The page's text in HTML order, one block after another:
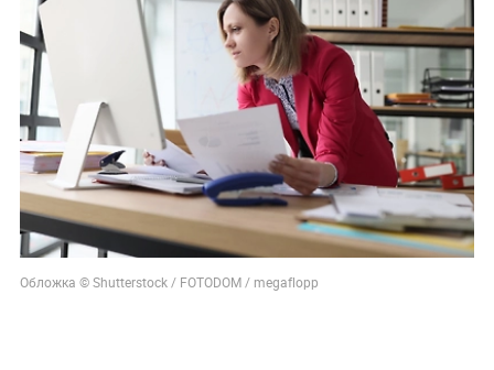
Обложка © Shutterstock / FOTODOM / megaflopp